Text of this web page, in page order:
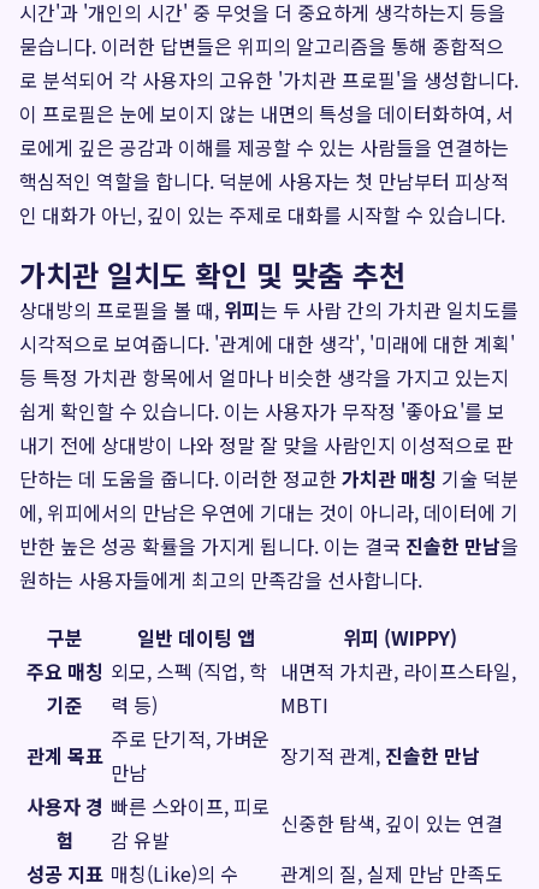
시간'과 '개인의 시간' 중 무엇을 더 중요하게 생각하는지 등을
묻습니다. 이러한 답변들은 위피의 알고리즘을 통해 종합적으
로 분석되어 각 사용자의 고유한 '가치관 프로필'을 생성합니다.
이 프로필은 눈에 보이지 않는 내면의 특성을 데이터화하여, 서
로에게 깊은 공감과 이해를 제공할 수 있는 사람들을 연결하는
핵심적인 역할을 합니다. 덕분에 사용자는 첫 만남부터 피상적
인 대화가 아닌, 깊이 있는 주제로 대화를 시작할 수 있습니다.
가치관 일치도 확인 및 맞춤 추천
상대방의 프로필을 볼 때, 위피는 두 사람 간의 가치관 일치도를
시각적으로 보여줍니다. '관계에 대한 생각', '미래에 대한 계획'
등 특정 가치관 항목에서 얼마나 비슷한 생각을 가지고 있는지
쉽게 확인할 수 있습니다. 이는 사용자가 무작정 '좋아요'를 보
내기 전에 상대방이 나와 정말 잘 맞을 사람인지 이성적으로 판
단하는 데 도움을 줍니다. 이러한 정교한가치관 매칭 기술 덕분
에, 위피에서의 만남은 우연에 기대는 것이 아니라, 데이터에 기
반한 높은 성공 확률을 가지게 됩니다. 이는 결국 진솔한 만남을
원하는 사용자들에게 최고의 만족감을 선사합니다.
구분
일반 데이팅 앱
위피 (WIPPY)
주요 매칭
기준
외모, 스펙 (직업, 학
력 등)
내면적 가치관, 라이프스타일,
MBTI
관계 목표
주로 단기적, 가벼운
만남
장기적 관계, 진솔한 만남
사용자 경
험
빠른 스와이프, 피로
감 유발
신중한 탐색, 깊이 있는 연결
성공 지표 매칭(Like)의 수
관계의 질, 실제 만남 만족도